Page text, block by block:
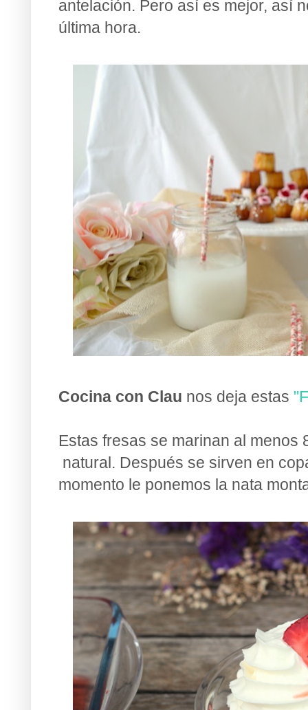
antelación. Pero así es mejor, así
última hora.
Cocina con Clau nos deja estas
Estas fresas se marinan al menos
natural. Después se sirven en
momento le ponemos la nata